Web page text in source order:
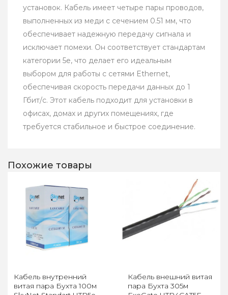
установок. Кабель имеет четыре пары проводов,
выполненных из меди с сечением 0.51 мм, что
обеспечивает надежную передачу сигнала и
исключает помехи. Он соответствует стандартам
категории 5e, что делает его идеальным
выбором для работы с сетями Ethernet,
обеспечивая скорость передачи данных до 1
Гбит/с. Этот кабель подходит для установки в
офисах, домах и других помещениях, где
требуется стабильное и быстрое соединение.
Похожие товары
Кабель внутренний
витая пара Бухта 100м
Кабель внешний витая
пара Бухта 305м